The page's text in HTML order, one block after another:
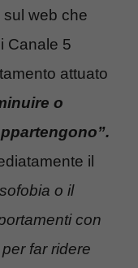
web che
Canale 5
attuato
o
il
o il
con
far ridere